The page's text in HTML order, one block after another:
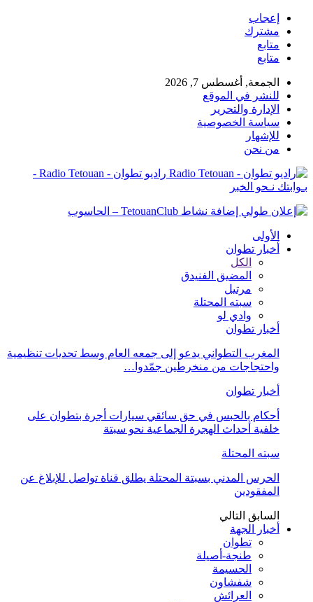
إعجاب
مشترك
متابع
متابع
الجمعة, أغسطس 7, 2026
للنشر في الموقع
الإدارة والتحرير
سياسة الخصوصية
للإشهار
من نحن
راديو تطوان - Radio Tetouan -
بـوابتك نـحو الخبر
الأولى
أخبار تطوان
الكل
المضيق الفنيدق
مرتيل
سبته المحتلة
وادي لو
أخبار تطوان
المغرب التطواني يدعو إلى جمعه العام وسط تحديات تنظيمية
واحتجاجات من منخرطين جمّدوا…
أخبار تطوان
أحكام بالحبس في حق سائقي سيارات أجرة بتطوان على
خلفية أحداث الهجرة الجماعية نحو سبتة
سبته المحتلة
الحرس المدني بسبتة المحتلة يطلق قناة تواصل للإبلاغ عن
المفقودين
السابق التالي
أخبار الجهة
تطوان
طنجة-أصيلة
الحسيمة
شفشاون
العرائش